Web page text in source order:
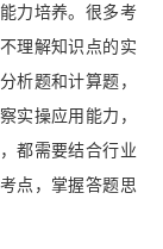
力培养。很多考
理解知识点的实
析题和计算题，
实操应用能力，
都需要结合行业
点，掌握答题思